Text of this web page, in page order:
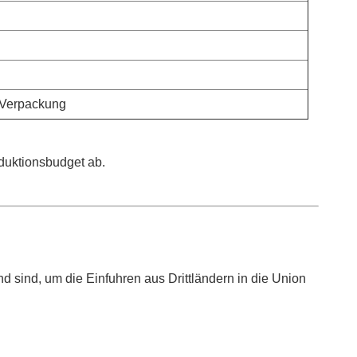
ab.
sind, um die Einfuhren aus Drittländern in die Union